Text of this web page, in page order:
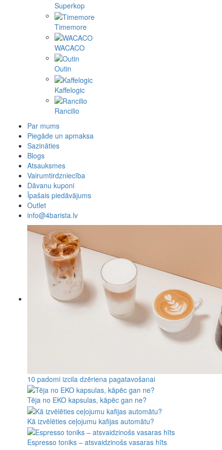
Superkop
Timemore
WACACO
Outin
Kaffelogic
Rancilio
Par mums
Piegāde un apmaksa
Sazināties
Blogs
Atsauksmes
Vairumtirdzniecība
Dāvanu kuponi
Īpašais piedāvājums
Outlet
info@4barista.lv
10 padomi izcila dzēriena pagatavošanai
Tēja no EKO kapsulas, kāpēc gan ne?
Kā izvēlēties ceļojumu kafijas automātu?
Espresso toniks – atsvaidzinošs vasaras hīts